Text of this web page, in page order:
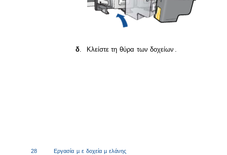
δ. Κλείστε τη θύρα των δοχείων .
28 Εργασία µ ε δοχεία µ ελάνης